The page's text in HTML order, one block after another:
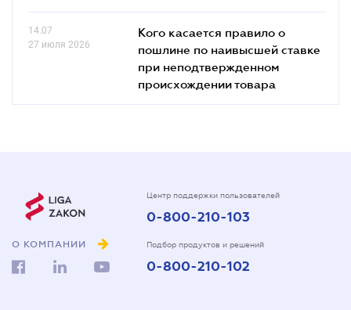
14.07
27 июля 2026
Кого касается правило о
пошлине по наивысшей ставке
при неподтвержденном
происхождении товара
О КОМПАНИИ
Центр поддержки пользователей
0-800-210-103
Подбор продуктов и решений
0-800-210-102